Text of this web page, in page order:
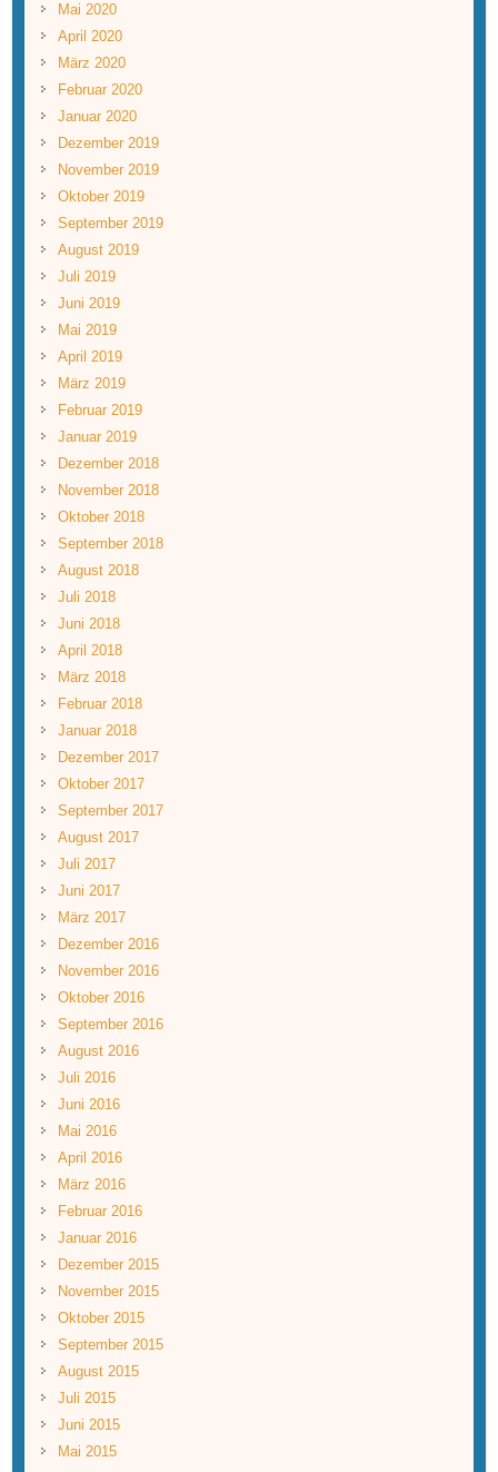
Mai 2020
April 2020
März 2020
Februar 2020
Januar 2020
Dezember 2019
November 2019
Oktober 2019
September 2019
August 2019
Juli 2019
Juni 2019
Mai 2019
April 2019
März 2019
Februar 2019
Januar 2019
Dezember 2018
November 2018
Oktober 2018
September 2018
August 2018
Juli 2018
Juni 2018
April 2018
März 2018
Februar 2018
Januar 2018
Dezember 2017
Oktober 2017
September 2017
August 2017
Juli 2017
Juni 2017
März 2017
Dezember 2016
November 2016
Oktober 2016
September 2016
August 2016
Juli 2016
Juni 2016
Mai 2016
April 2016
März 2016
Februar 2016
Januar 2016
Dezember 2015
November 2015
Oktober 2015
September 2015
August 2015
Juli 2015
Juni 2015
Mai 2015